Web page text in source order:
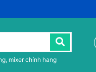
mixer chính hang